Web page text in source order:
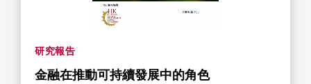
研究報告
金融在推動可持續發展中的角色